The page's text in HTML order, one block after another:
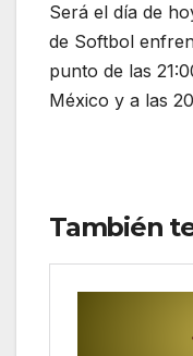
Será el día de
de Softbol
punto de las
México y a las
También